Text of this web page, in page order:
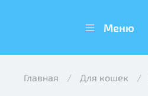
Меню
Главная Для кошек